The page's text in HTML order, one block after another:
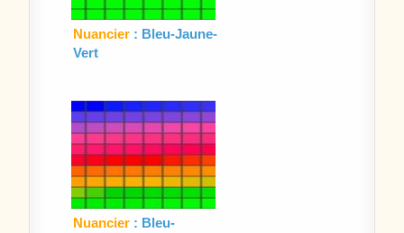
Nuancier : Bleu-Jaune-
Vert
Nuancier : Bleu-